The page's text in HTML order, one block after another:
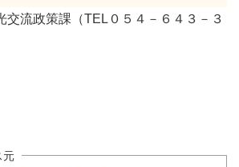
流政策課（TEL０５４－６４３－３
元